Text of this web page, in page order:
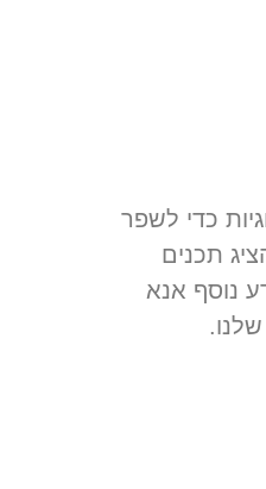
כדי לשפר
תכנים
נוסף אנא